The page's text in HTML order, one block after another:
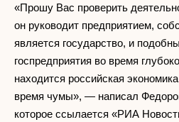
«Прошу Вас проверить
он руководит предприятием,
является государство, и
госпредприятия во время
находится российская
время чумы», — написал
которое ссылается «РИА